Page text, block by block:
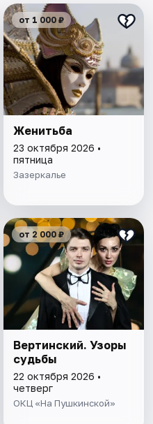
от 1 000 ₽
Женитьба
23 октября 2026 •
пятница
Зазеркалье
от 2 000 ₽
Вертинский. Узоры
судьбы
22 октября 2026 •
четверг
ОКЦ «На Пушкинской»